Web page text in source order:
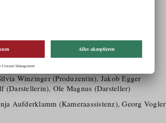
durch die Serviceleistungen von Cine Tirol
in Szene gesetzt werden. Cine Tirol nutzte
Dreharbeiten viel Erfolg zu wünschen.
Winzinger (Produzentin), Jakob Egger
(Darstellerin), Ole Magnus (Darsteller)
Aufderklamm (Kameraassistenz), Georg Vogler